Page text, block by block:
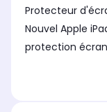
Protecteur
Nouvel Apple iPad 10
protection écran